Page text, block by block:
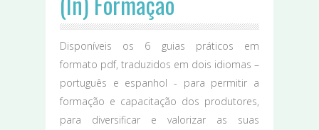
Disponíveis os 6 guias práticos em
formato pdf, traduzidos em dois idiomas –
português e espanhol - para permitir a
formação e capacitação dos produtores,
para diversificar e valorizar as suas